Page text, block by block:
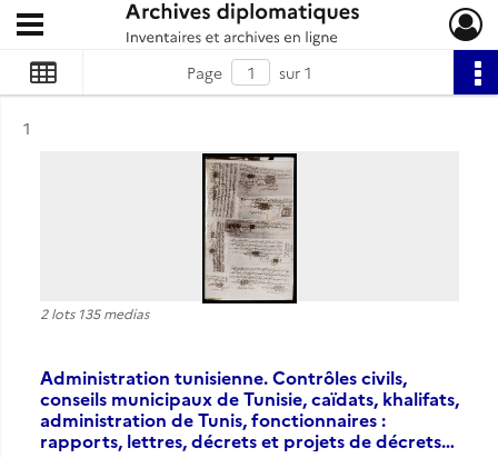
Archives diplomatiques
Ouvrir le menu déroulant
Page sur 1
Résultat n°
1
2 lots 135 medias
Administration tunisienne. Contrôles civils,
conseils municipaux de Tunisie, caïdats, khalifats,
administration de Tunis, fonctionnaires :
rapports, lettres, décrets et projets de décrets…